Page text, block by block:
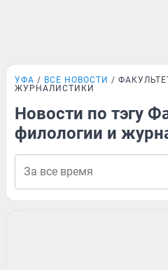
УФА ВСЕ НОВОСТИ
ЖУРНАЛИСТИКИ
Новости по тэгу
филологии и